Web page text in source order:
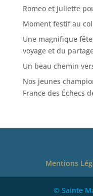
Romeo et Juliette
Moment festif au
Une magnifique
voyage et du
Un beau chemin
Nos jeunes
France des Échecs
Mentions
© Sainte